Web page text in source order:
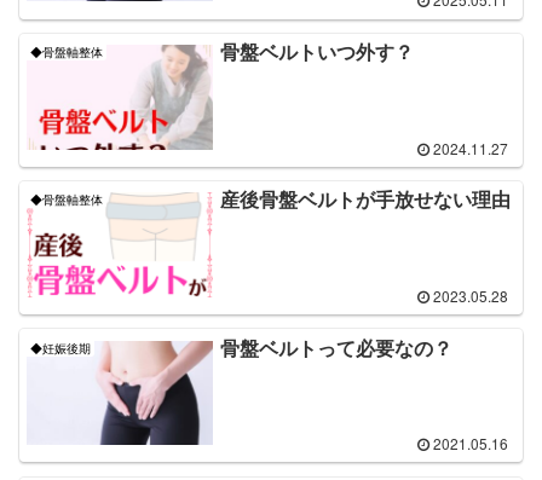
◆骨盤軸整体 骨盤ベルトいつ外す？
2024.11.27
◆骨盤軸整体 産後骨盤ベルトが手放せない理由
2023.05.28
◆妊娠後期 骨盤ベルトって必要なの？
2021.05.16